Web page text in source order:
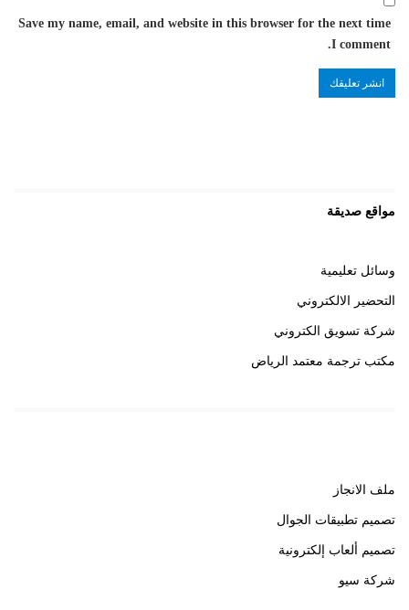
Save my name, email, and website in this browser for the next time
I comment.
مواقع صديقة
وسائل تعليمية
التحضير الالكتروني
شركة تسويق الكتروني
مكتب ترجمة معتمد الرياض
ملف الانجاز
تصميم تطبيقات الجوال
تصميم ألعاب إلكترونية
شركة سيو